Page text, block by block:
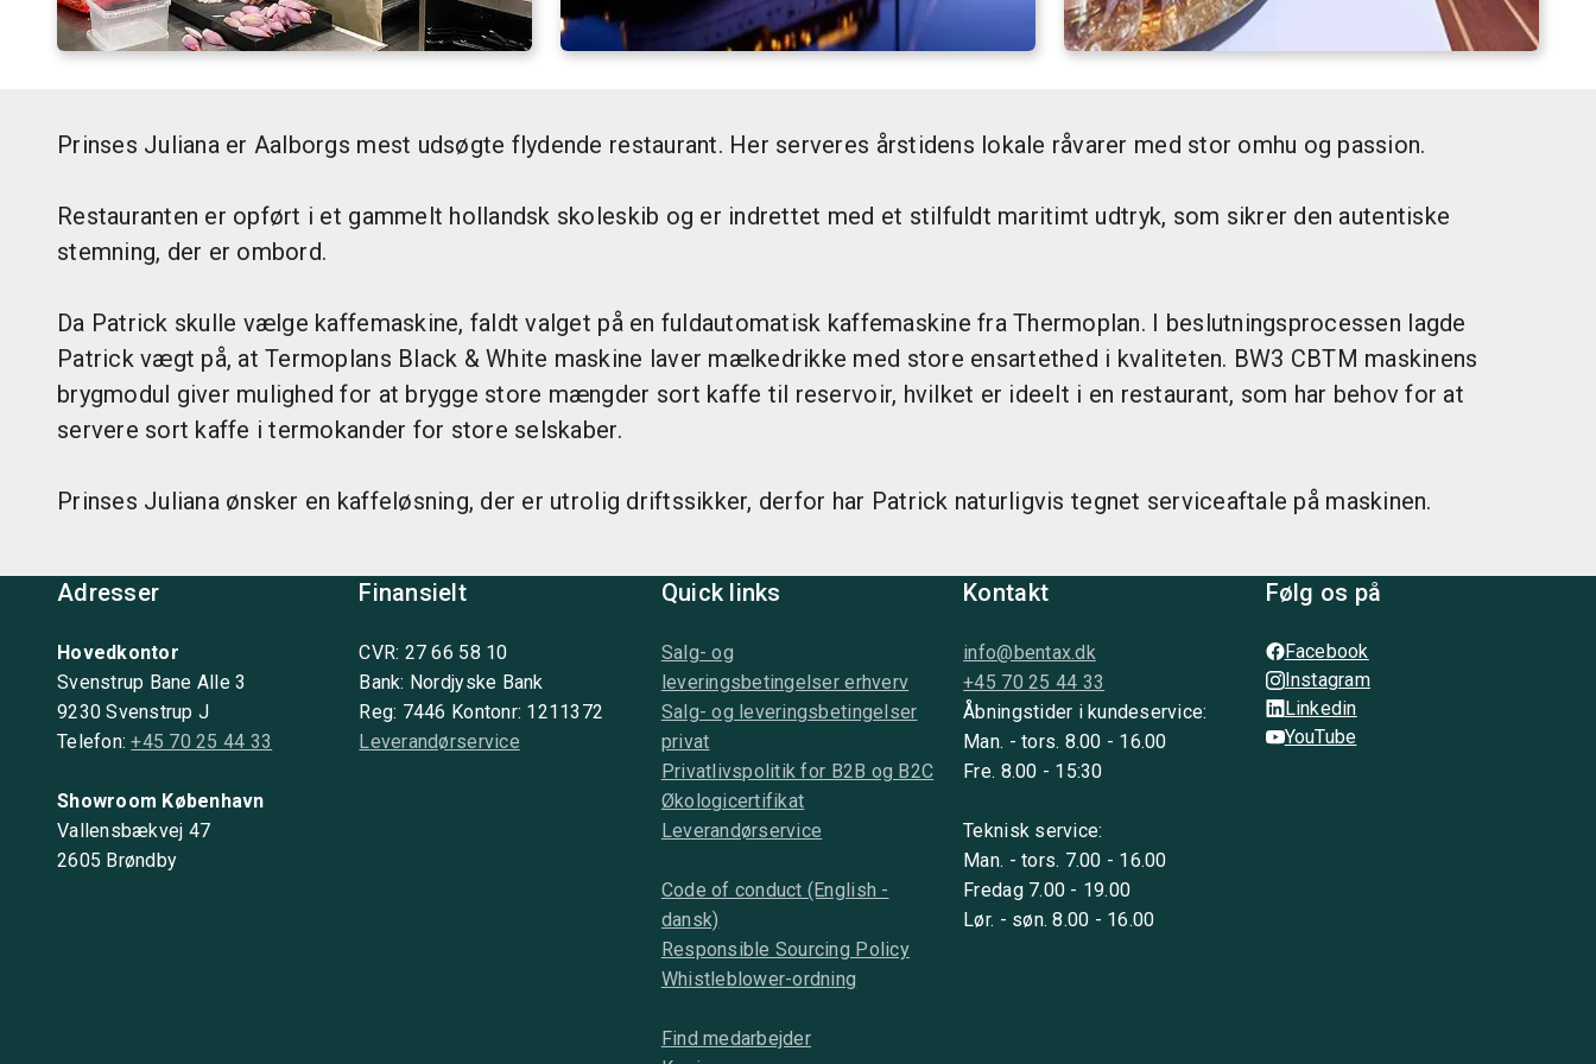
Prinses Juliana er Aalborgs mest udsøgte flydende restaurant. Her serveres årstidens lokale råvarer med stor omhu og passion.
Restauranten er opført i et gammelt hollandsk skoleskib og er indrettet med et stilfuldt maritimt udtryk, som sikrer den autentiske
stemning, der er ombord.
Da Patrick skulle vælge kaffemaskine, faldt valget på en fuldautomatisk kaffemaskine fra Thermoplan. I beslutningsprocessen lagde
Patrick vægt på, at Termoplans Black & White maskine laver mælkedrikke med store ensartethed i kvaliteten. BW3 CBTM maskinens
brygmodul giver mulighed for at brygge store mængder sort kaffe til reservoir, hvilket er ideelt i en restaurant, som har behov for at
servere sort kaffe i termokander for store selskaber.
Prinses Juliana ønsker en kaffeløsning, der er utrolig driftssikker, derfor har Patrick naturligvis tegnet serviceaftale på maskinen.
Adresser
Hovedkontor
Svenstrup Bane Alle 3
9230 Svenstrup J
Telefon:+45 70 25 44 33
Showroom København
Vallensbækvej 47
2605 Brøndby
Finansielt
CVR: 27 66 58 10
Bank: Nordjyske Bank
Reg: 7446 Kontonr: 1211372
Leverandørservice
Quick links
Salg- og
leveringsbetingelser erhverv
Salg- og leveringsbetingelser
privat
Privatlivspolitik for B2B og B2C
Økologicertifikat
Leverandørservice
Code of conduct (English -
dansk)
Responsible Sourcing Policy
Whistleblower-ordning
Find medarbejder
Kontakt
info@bentax.dk
+45 70 25 44 33
Åbningstider i kundeservice:
Man. - tors. 8.00 - 16.00
Fre. 8.00 - 15:30
Teknisk service:
Man. - tors. 7.00 - 16.00
Fredag 7.00 - 19.00
Lør. - søn. 8.00 - 16.00
Følg os på
Facebook
Instagram
Linkedin
YouTube